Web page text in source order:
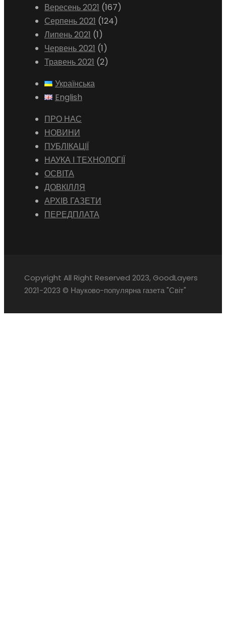
Вересень 2021 (167)
Серпень 2021 (124)
Липень 2021 (1)
Червень 2021 (1)
Травень 2021 (2)
Українська
English
ПРО НАС
НОВИНИ
ПУБЛІКАЦІЇ
НАУКА І ТЕХНОЛОГІЇ
ОСВІТА
ДОВКІЛЛЯ
АРХІВ ГАЗЕТИ
ПЕРЕДПЛАТА
Copyright All Right Reserved 2023, GoodLayers
2021-2023 © Науково-популярна газета "Світ"